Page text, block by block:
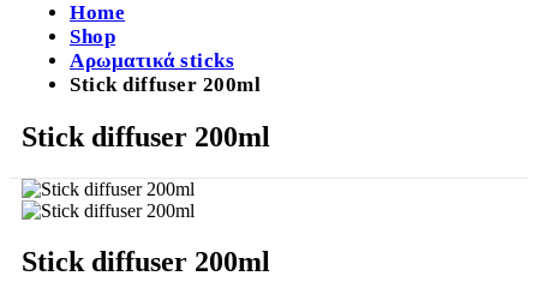
Home
Shop
Αρωματικά sticks
Stick diffuser 200ml
Stick diffuser 200ml
Stick diffuser 200ml